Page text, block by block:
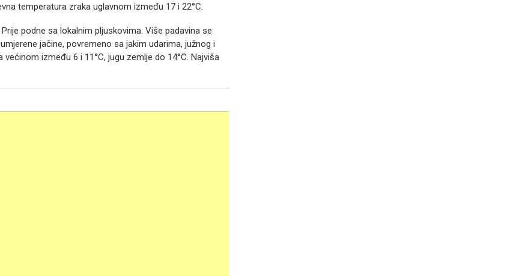
temperatura zraka uglavnom između 17 i 22°C.
podne sa lokalnim pljuskovima. Više padavina se
jačine, povremeno sa jakim udarima, južnog i
između 6 i 11°C, jugu zemlje do 14°C. Najviša